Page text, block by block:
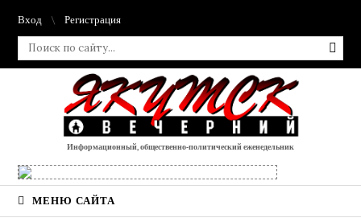
Вход Регистрация
Информационный, общественно-политический еженедельник
МЕНЮ САЙТА